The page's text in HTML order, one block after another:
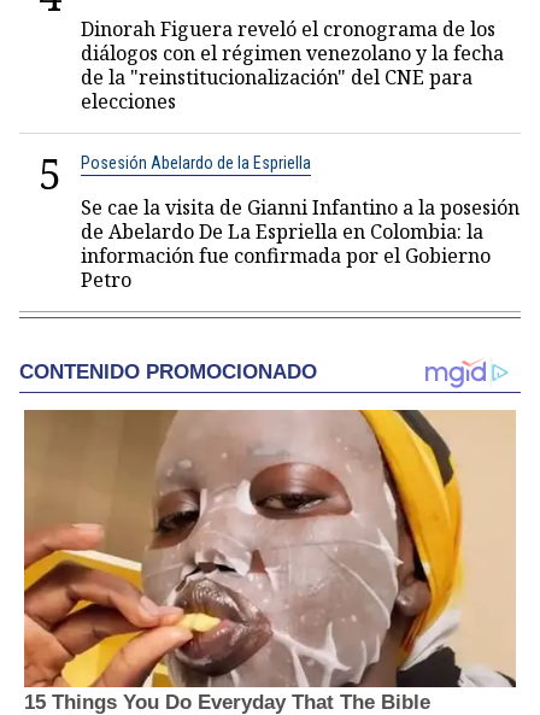
Dinorah Figuera reveló el cronograma de los
diálogos con el régimen venezolano y la fecha
de la "reinstitucionalización" del CNE para
elecciones
5 Posesión Abelardo de la Espriella
Se cae la visita de Gianni Infantino a la posesión
de Abelardo De La Espriella en Colombia: la
información fue confirmada por el Gobierno
Petro